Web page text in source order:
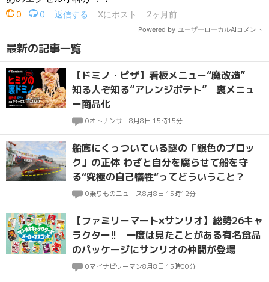
最新の記事一覧
【ドミノ・ピザ】看板メニュー“魔改造”
知る人ぞ知る“アレンジポテト” 裏メニュ
ー商品化
0オトナンサー8月8日 15時15分
船底にくっついている謎の「銀色のブロッ
ク」の正体 わざと自分を腐らせて船を守
る“究極の自己犠牲”ってどういうこと？
0乗りものニュース8月8日 15時12分
【ファミリーマート×サンリオ】総勢26キャ
ラクター!! 一度は見たことがある有名食品
のパッケージにサンリオの仲間が登場
0マイナビウーマン8月8日 15時00分